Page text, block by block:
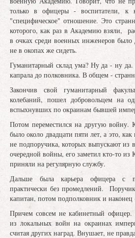
только в офицеры - воспитатели,
"специфическое" отношение. Это
которого, как раз в Академию взяли,
в очках среди военных инженеров
не в окопах же сидеть.
Гуманитарный склад ума? Ну да - ну
капрала до полковника. В общем -
Закончив свой гуманитарный
колебаний, пошел добровольцем на
вспыхнувших по окраинам бывшей
Потом переместился на другую войну.
было около двадцати пяти лет, а это, как
не подпоручика, которых выпускают из
очередной войны, его заметил кто-то из
приняли на регулярную службу.
Дальше была карьера офицера с
практически без промедлений.
капитан, потом подполковник и
Причем совсем не кабинетный офицер.
из локальных войн на окраинах
считая других наград. Внушает, не